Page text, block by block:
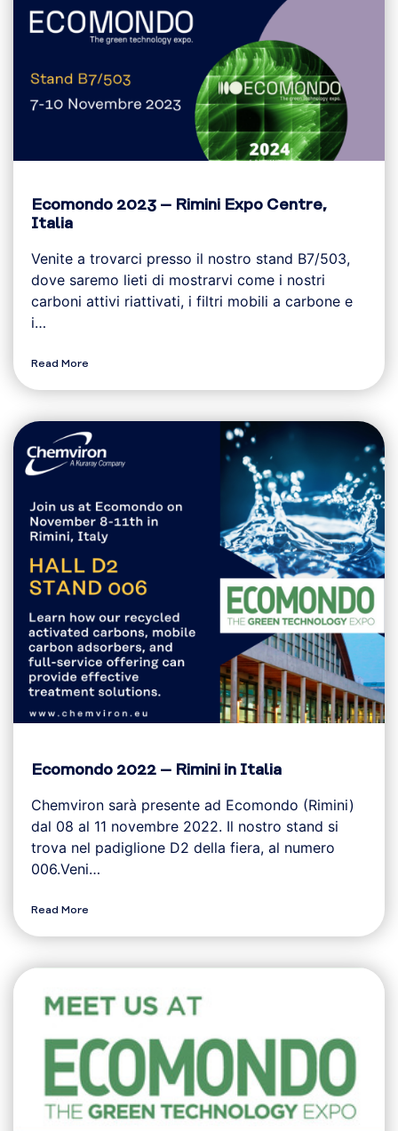
Ecomondo 2023 – Rimini Expo Centre,
Italia
Venite a trovarci presso il nostro stand B7/503,
dove saremo lieti di mostrarvi come i nostri
carboni attivi riattivati, i filtri mobili a carbone e
i…
Read More
Ecomondo 2022 – Rimini in Italia
Chemviron sarà presente ad Ecomondo (Rimini)
dal 08 al 11 novembre 2022. Il nostro stand si
trova nel padiglione D2 della fiera, al numero
006.Veni…
Read More